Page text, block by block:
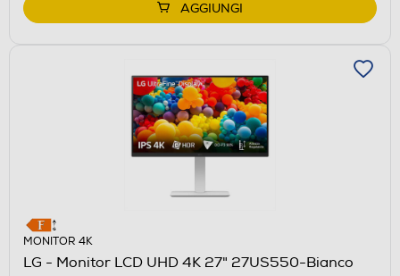
AGGIUNGI
MONITOR 4K
LG - Monitor LCD UHD 4K 27" 27US550-Bianco